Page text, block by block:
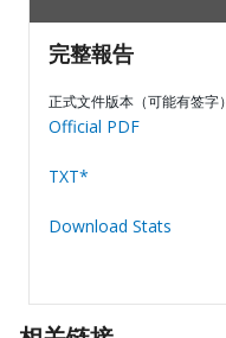
完整報告
正式文件版本（可能有签字）
Official PDF
TXT*
Download Stats